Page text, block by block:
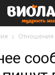
Отношения